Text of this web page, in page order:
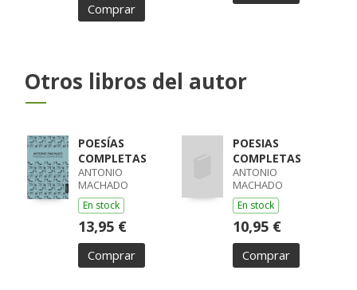
Comprar
Otros libros del autor
POESÍAS
COMPLETAS
ANTONIO
MACHADO
En stock
13,95 €
Comprar
POESIAS
COMPLETAS
ANTONIO
MACHADO
En stock
10,95 €
Comprar